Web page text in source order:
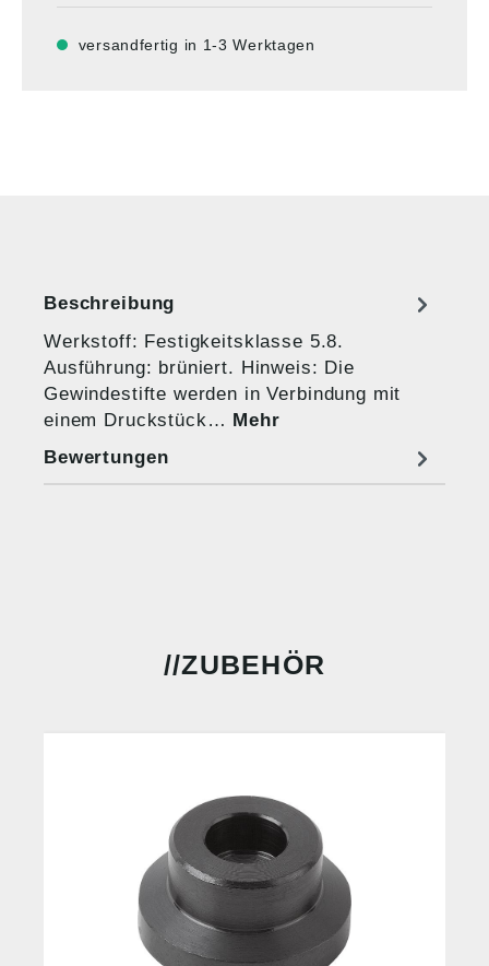
versandfertig in 1-3 Werktagen
Beschreibung
Werkstoff: Festigkeitsklasse 5.8.
Ausführung: brüniert. Hinweis: Die
Gewindestifte werden in Verbindung mit
einem Druckstück… Mehr
Bewertungen
ZUBEHÖR